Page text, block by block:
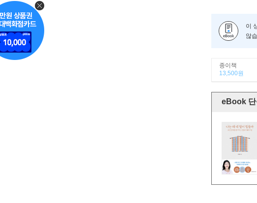
이
않
종이책
13,500원
eBook 단